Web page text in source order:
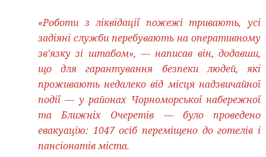
«Роботи з ліквідації пожежі тривають, усі
задіяні служби перебувають на оперативному
зв'язку зі штабом», — написав він, додавши,
що для гарантування безпеки людей, які
проживають недалеко від місця надзвичайної
події — у районах Чорноморської набережної
та Ближніх Очеретів — було проведено
евакуацію: 1047 осіб переміщено до готелів і
пансіонатів міста.